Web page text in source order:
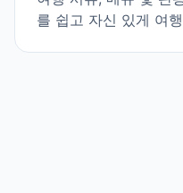
를 쉽고 자신 있게 여